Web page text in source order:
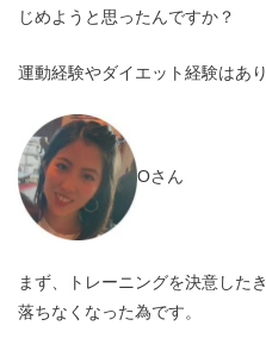
じめようと思ったんですか？
運動経験やダイエット経験はあ
Oさん
まず、トレーニングを決意した
落ちなくなった為です。